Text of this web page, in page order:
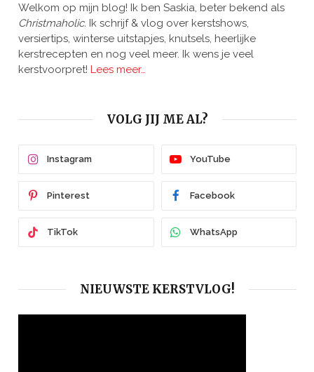
Welkom op mijn blog! Ik ben Saskia, beter bekend als
Christmaholic. Ik schrijf & vlog over kerstshows,
versiertips, winterse uitstapjes, knutsels, heerlijke
kerstrecepten en nog veel meer. Ik wens je veel
kerstvoorpret! Lees meer…
VOLG JIJ ME AL?
Instagram YouTube
Pinterest Facebook
TikTok WhatsApp
NIEUWSTE KERSTVLOG!